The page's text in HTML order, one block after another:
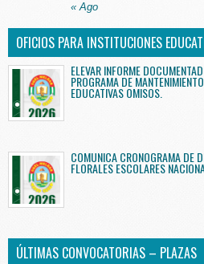
« Ago
OFICIOS PARA INSTITUCIONES
ELEVAR INFORME
PROGRAMA DE
EDUCATIVAS OMISOS.
COMUNICA CRONOGRAMA DE
FLORALES ESCOLARES
ÚLTIMAS CONVOCATORIAS – PLAZAS